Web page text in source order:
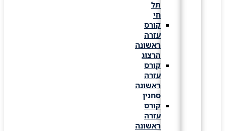
קורס
עזרה
ראשונה
הרצוג
קורס
עזרה
ראשונה
סחנין
קורס
עזרה
ראשונה